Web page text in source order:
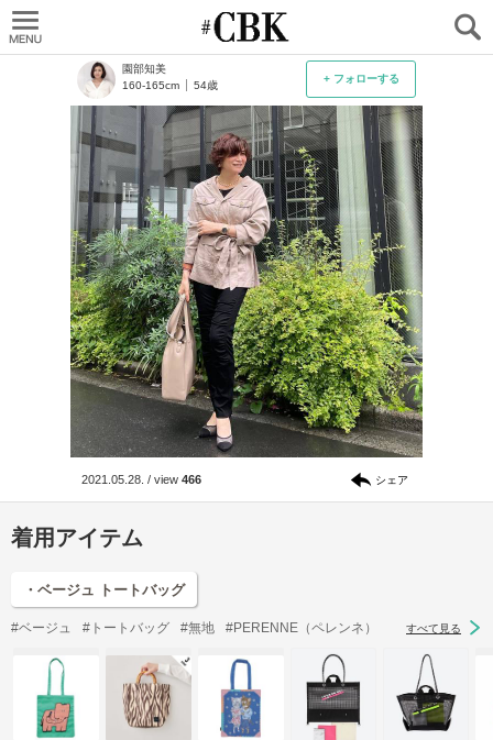
+ フォローする
園部知美
160-165cm
54歳
2021.05.28. / view 466 シェア
着用アイテム
・ベージュ トートバッグ
#ベージュ #トートバッグ #無地 #PERENNE（ペレンネ） すべて見る